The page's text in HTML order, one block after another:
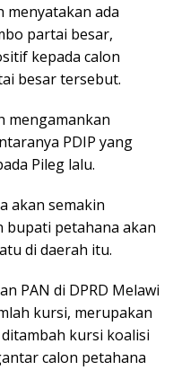
menyatakan ada
partai besar,
kepada calon
besar tersebut.
mengamankan
PDIP yang
Pileg lalu.
akan semakin
bupati petahana akan
di daerah itu.
PAN di DPRD Melawi
kursi, merupakan
kursi koalisi
calon petahana